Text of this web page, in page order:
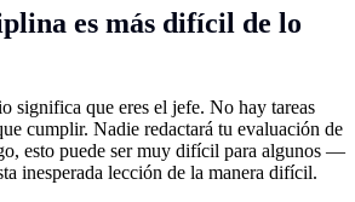
es más difícil de lo
significa que eres el jefe. No hay tareas
cumplir. Nadie redactará tu evaluación de
esto puede ser muy difícil para algunos —
inesperada lección de la manera difícil.